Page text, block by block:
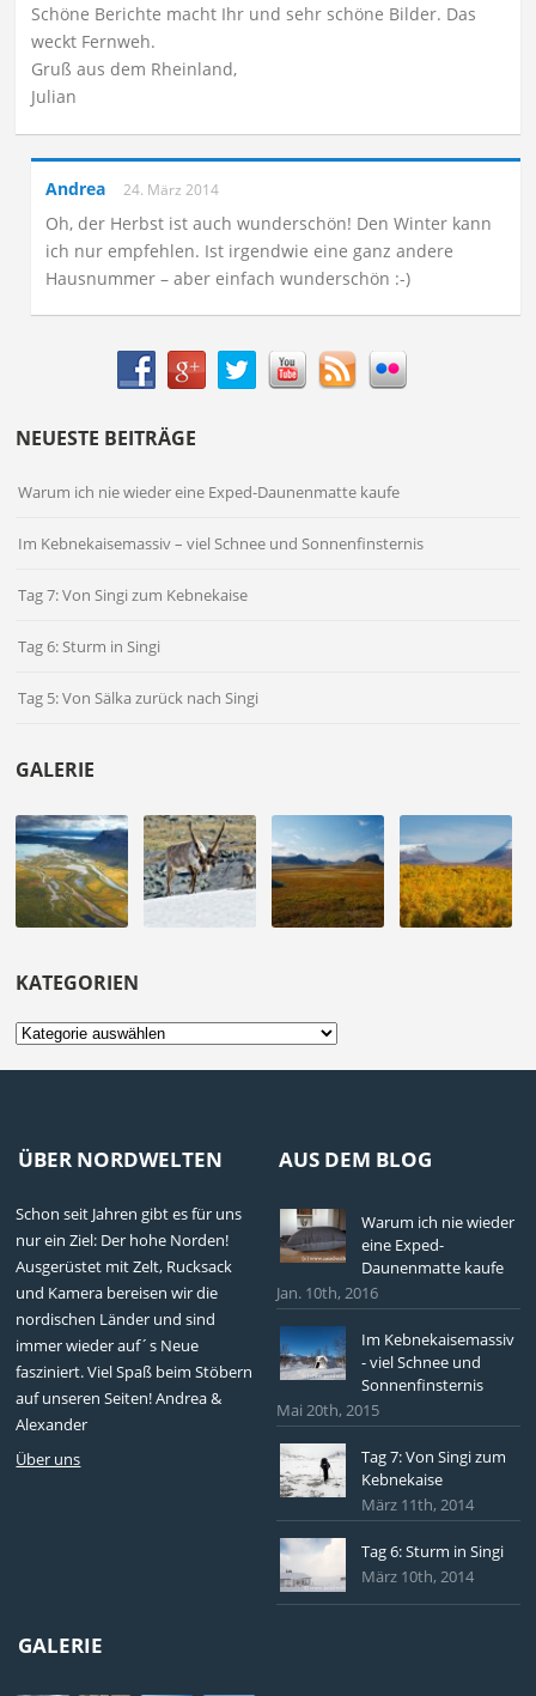
Schöne Berichte macht Ihr und sehr schöne Bilder. Das
weckt Fernweh.
Gruß aus dem Rheinland,
Julian
Andrea 24. März 2014
Oh, der Herbst ist auch wunderschön! Den Winter kann
ich nur empfehlen. Ist irgendwie eine ganz andere
Hausnummer – aber einfach wunderschön :-)
NEUESTE BEITRÄGE
Warum ich nie wieder eine Exped-Daunenmatte kaufe
Im Kebnekaisemassiv – viel Schnee und Sonnenfinsternis
Tag 7: Von Singi zum Kebnekaise
Tag 6: Sturm in Singi
Tag 5: Von Sälka zurück nach Singi
GALERIE
KATEGORIEN
Kategorien
ÜBER NORDWELTEN
Schon seit Jahren gibt es für uns
nur ein Ziel: Der hohe Norden!
Ausgerüstet mit Zelt, Rucksack
und Kamera bereisen wir die
nordischen Länder und sind
immer wieder auf´s Neue
fasziniert. Viel Spaß beim Stöbern
auf unseren Seiten! Andrea &
Alexander
Über uns
AUS DEM BLOG
Warum ich nie wieder
eine Exped-
Daunenmatte kaufe
Jan. 10th, 2016
Im Kebnekaisemassiv
- viel Schnee und
Sonnenfinsternis
Mai 20th, 2015
Tag 7: Von Singi zum
Kebnekaise
März 11th, 2014
Tag 6: Sturm in Singi
März 10th, 2014
GALERIE